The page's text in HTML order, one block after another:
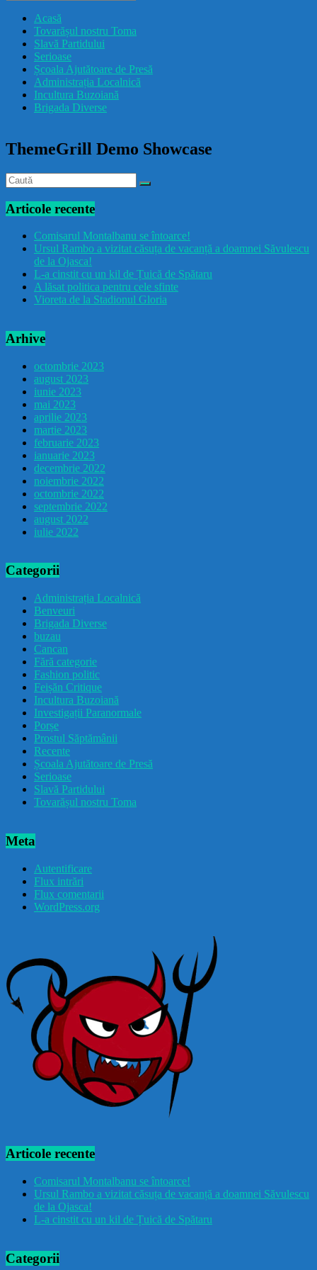
Acasă
Tovarășul nostru Toma
Slavă Partidului
Serioase
Școala Ajutătoare de Presă
Administrația Localnică
Incultura Buzoiană
Brigada Diverse
ThemeGrill Demo Showcase
Articole recente
Comisarul Montalbanu se întoarce!
Ursul Rambo a vizitat căsuța de vacanță a doamnei Săvulescu
de la Ojasca!
L-a cinstit cu un kil de Țuică de Spătaru
A lăsat politica pentru cele sfinte
Vioreta de la Stadionul Gloria
Arhive
octombrie 2023
august 2023
iunie 2023
mai 2023
aprilie 2023
martie 2023
februarie 2023
ianuarie 2023
decembrie 2022
noiembrie 2022
octombrie 2022
septembrie 2022
august 2022
iulie 2022
Categorii
Administrația Localnică
Benveuri
Brigada Diverse
buzau
Cancan
Fără categorie
Fashion politic
Feișăn Critique
Incultura Buzoiană
Investigații Paranormale
Porșe
Prostul Săptămânii
Recente
Școala Ajutătoare de Presă
Serioase
Slavă Partidului
Tovarășul nostru Toma
Meta
Autentificare
Flux intrări
Flux comentarii
WordPress.org
Articole recente
Comisarul Montalbanu se întoarce!
Ursul Rambo a vizitat căsuța de vacanță a doamnei Săvulescu
de la Ojasca!
L-a cinstit cu un kil de Țuică de Spătaru
Categorii